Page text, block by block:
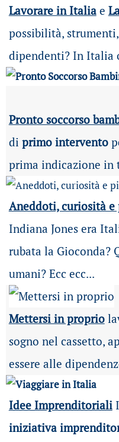
Lavorare in Italia e
possibilità,
dipendenti? In Italia
Pronto soccorso
di primo intervento
prima indicazione in
Aneddoti, curiosità
Indiana Jones era
rubata la
umani? Ecc ecc...
Mettersi in proprio
sogno nel cassetto,
essere alle
Idee Imprenditoriali
iniziativa